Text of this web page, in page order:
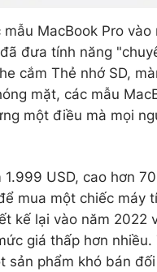
MacBook Pro vào
đưa tính năng
cắm Thẻ nhớ SD,
mặt, các mẫu
một điều mà mọi
USD, cao hơn
mua một chiếc máy
kế lại vào năm 2022
giá thấp hơn
sản phẩm khó bán